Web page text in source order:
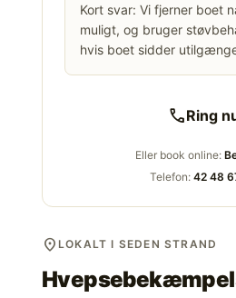
Kort svar: Vi fjerner boet
muligt, og bruger
hvis boet sidder
callRing
Eller book online:
Telefon: 42 48
location_on LOKALT I SEDEN STRAND